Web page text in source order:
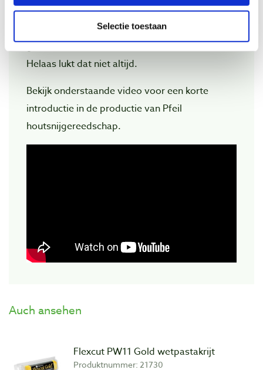
Selectie toestaan
Houtbewerkers proberen we door middel van
een zorgvuldig voorraadbeheer steeds het
gehele Pfeil assortiment in huis te hebben.
Helaas lukt dat niet altijd.
Bekijk onderstaande video voor een korte
introductie in de productie van Pfeil
houtsnijgereedschap.
Auch ansehen
Flexcut PW11 Gold wetpastakrijt
Produktnummer: 21730